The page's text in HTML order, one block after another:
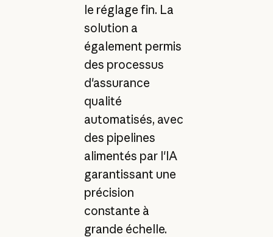
le réglage fin. La
solution a
également permis
des processus
d'assurance
qualité
automatisés, avec
des pipelines
alimentés par l'IA
garantissant une
précision
constante à
grande échelle.